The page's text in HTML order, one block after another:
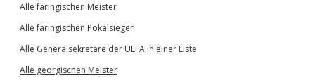
Alle färingischen Meister
Alle färingischen Pokalsieger
Alle Generalsekretäre der UEFA in einer Liste
Alle georgischen Meister